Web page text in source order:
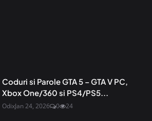
Coduri si Parole GTA 5 – GTA V PC,
Xbox One/360 si PS4/PS5...
OdixJan 24, 2026 0 24